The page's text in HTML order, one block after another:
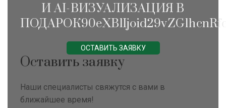
И AI-ВИЗУАЛИЗАЦИЯ В
ОСТАВИТЬ ЗАЯВКУ
Оставить заявку
Наши специалисты свяжутся с вами в
ближайшее время!